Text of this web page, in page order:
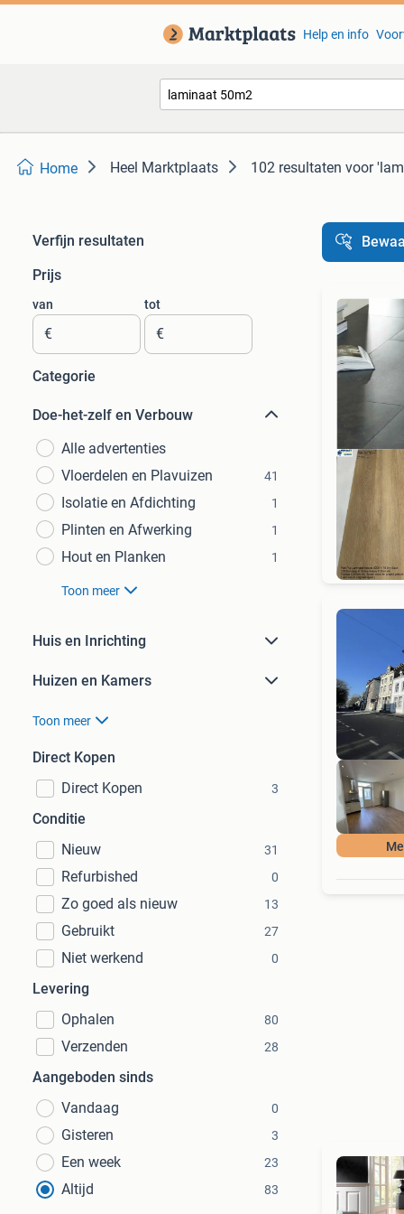
Help en info
Home Heel Marktplaats 102 resultaten voor
Verfijn resultaten
Prijs
van
€
tot
€
Categorie
Doe-het-zelf en Verbouw
Alle advertenties
Vloerdelen en Plavuizen
41
Isolatie en Afdichting 1
Plinten en Afwerking 1
Hout en Planken 1
Toon meer
Huis en Inrichting
Huizen en Kamers
Toon meer
Direct Kopen
Direct Kopen
3
Conditie
Nieuw
31
Refurbished 0
Zo goed als nieuw 13
Gebruikt 27
Niet werkend 0
Levering
Ophalen
80
Verzenden 28
Aangeboden sinds
Vandaag
0
Gisteren 3
Een week 23
Altijd 83